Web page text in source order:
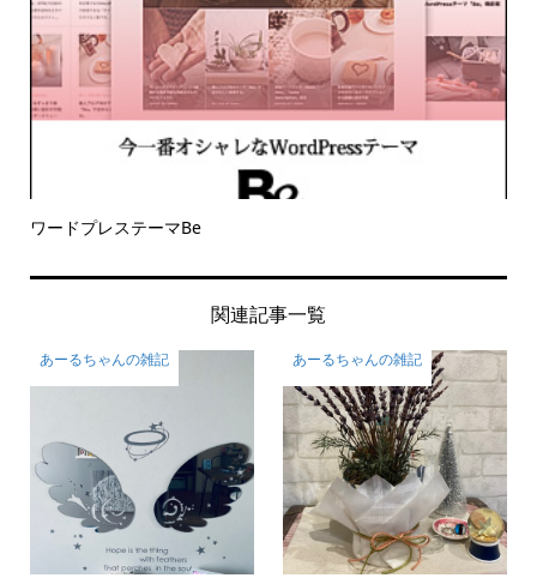
ワードプレステーマBe
関連記事一覧
あーるちゃんの雑記 あーるちゃんの雑記